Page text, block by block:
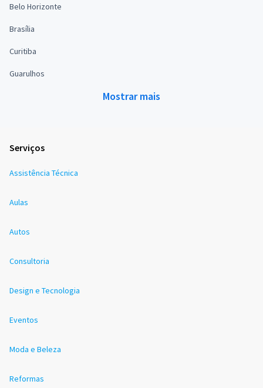
Belo Horizonte
Brasília
Curitiba
Guarulhos
Mostrar mais
Serviços
Assistência Técnica
Aulas
Autos
Consultoria
Design e Tecnologia
Eventos
Moda e Beleza
Reformas